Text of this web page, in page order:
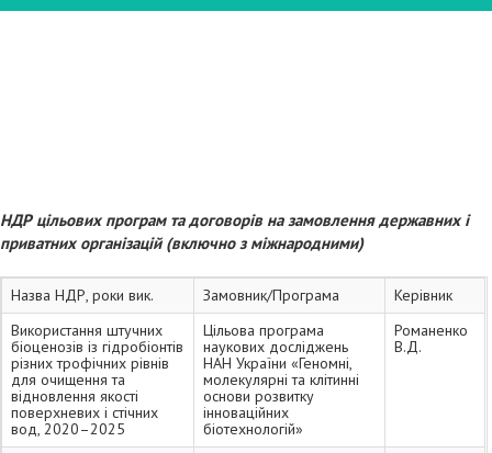
НДР цільових програм та договорів на замовлення державних і
приватних організацій (включно з міжнародними)
Назва НДР, роки вик. Замовник/Програма
Керівник
Використання штучних
біоценозів із гідробіонтів
різних трофічних рівнів
для очищення та
відновлення якості
поверхневих і стічних
вод, 2020–2025
Цільова програма
наукових досліджень
НАН України «Геномні,
молекулярні та клітинні
основи розвитку
інноваційних
біотехнологій»
Романенко
В.Д.